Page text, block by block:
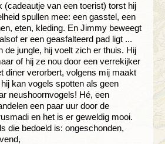
(cadeautje van een toerist) torst hij
spullen mee: een gasstel, een
eten, kleding. En Jimmy beweegt
er een geasfalteerd pad ligt ...
de jungle, hij voelt zich er thuis. Hij
of hij ze nou door een verrekijker
diner verorbert, volgens mij maakt
kan vogels spotten als geen
neushoornvogels! Hé, een
een paar uur door de
en het is er geweldig mooi.
die bedoeld is: ongeschonden,